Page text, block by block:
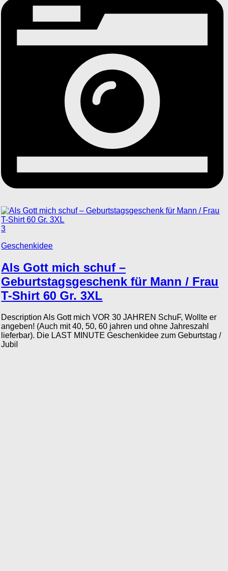
3
Geschenkidee
Als Gott mich schuf –
Geburtstagsgeschenk für Mann / Frau
T-Shirt 60 Gr. 3XL
Description Als Gott mich VOR 30 JAHREN SchuF, Wollte er
angeben! (Auch mit 40, 50, 60 jahren und ohne Jahreszahl
lieferbar). Die LAST MINUTE Geschenkidee zum Geburtstag /
Jubil